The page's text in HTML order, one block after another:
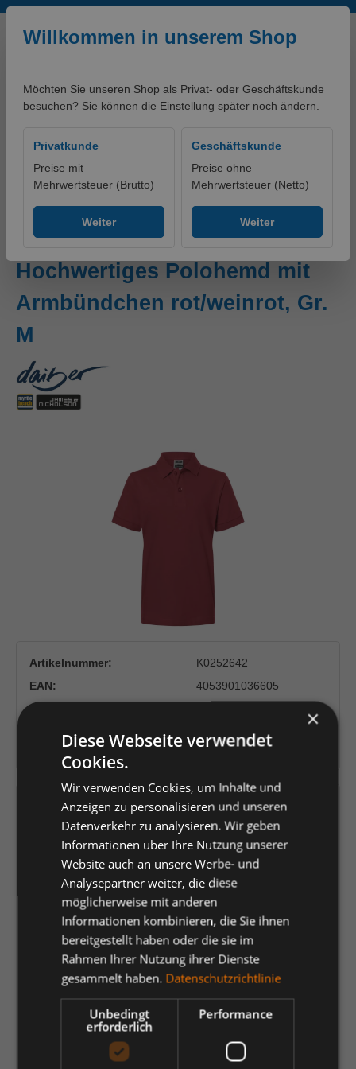
Zum Hauptinhalt springen
Willkommen in unserem Shop
Möchten Sie unseren Shop als Privat- oder Geschäftskunde
besuchen? Sie können die Einstellung später noch ändern.
Privatkunde
Preise mit
Mehrwertsteuer (Brutto)
Weiter
Geschäftskunde
Preise ohne
Mehrwertsteuer (Netto)
Weiter
Classic Polo Junior
Hochwertiges Polohemd mit
Armbündchen rot/weinrot, Gr.
M
Hersteller:
Artikelnummer:
K0252642
EAN:
4053901036605
Herstellernummer: JN070KWI/M
Versandfertig in 5 Tagen, Lieferzeit 1-3 Tage
auswählen
acid-yellow aqua aubergine black
dark-orange dark-royal fern-green
graphite grey-heather irish-green light-blue
light-yellow lilac lime-green mint navy
orange pacific petrol pink purple red rose
signal-red sky-blue
yellow
×
Diese Webseite verwendet
Cookies.
Wir verwenden Cookies, um Inhalte und
Anzeigen zu personalisieren und unseren
Datenverkehr zu analysieren. Wir geben
Informationen über Ihre Nutzung unserer
Website auch an unsere Werbe- und
Analysepartner weiter, die diese
möglicherweise mit anderen
Informationen kombinieren, die Sie ihnen
bereitgestellt haben oder die sie im
Rahmen Ihrer Nutzung ihrer Dienste
gesammelt haben. Datenschutzrichtlinie
Unbedingt
erforderlich
Performance